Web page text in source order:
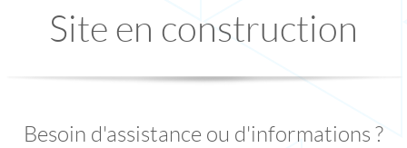
Site en construction
Besoin d'assistance ou d'informations ?